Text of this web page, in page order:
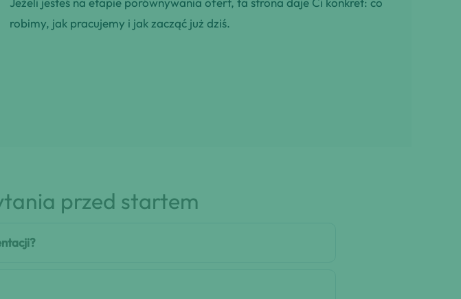
robimy, jak pracujemy i jak zacząć już dziś.
przed startem